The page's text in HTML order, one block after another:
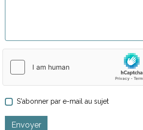
S'abonner par e-mail au sujet
Envoyer